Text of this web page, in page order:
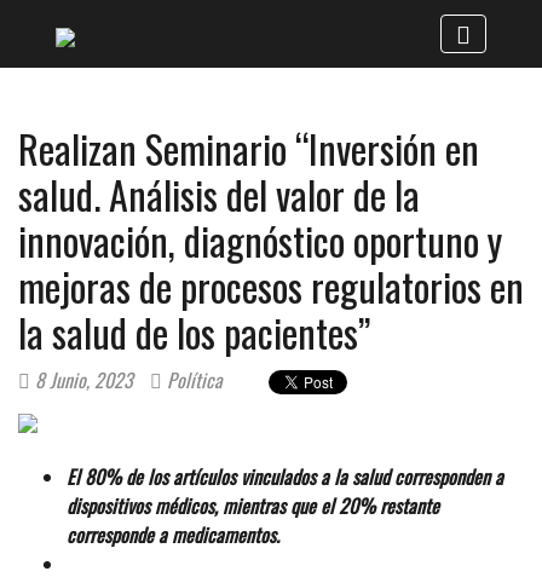
Realizan Seminario “Inversión en
salud. Análisis del valor de la
innovación, diagnóstico oportuno y
mejoras de procesos regulatorios en
la salud de los pacientes”
8 Junio, 2023 Política
El 80% de los artículos vinculados a la salud corresponden a
dispositivos médicos, mientras que el 20% restante
corresponde a medicamentos.